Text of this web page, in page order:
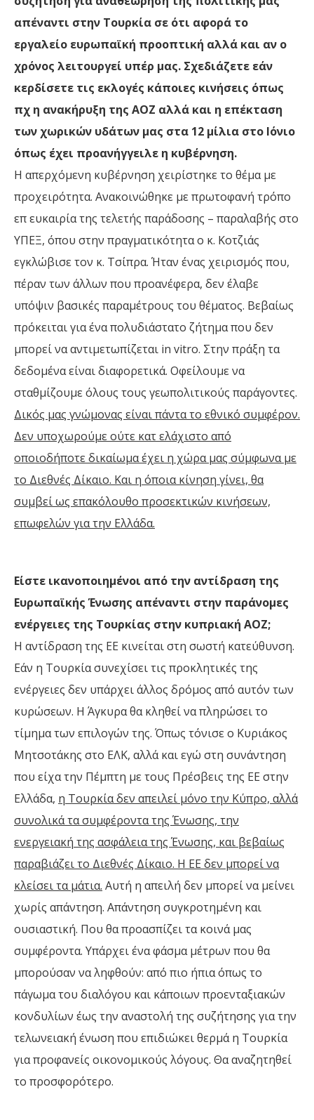
απέναντι στην Τουρκία σε ότι αφορά το
εργαλείο ευρωπαϊκή προοπτική αλλά και αν ο
χρόνος λειτουργεί υπέρ μας. Σχεδιάζετε εάν
κερδίσετε τις εκλογές κάποιες κινήσεις όπως
πχ η ανακήρυξη της ΑΟΖ αλλά και η επέκταση
των χωρικών υδάτων μας στα 12 μίλια στο Ιόνιο
όπως έχει προανήγγειλε η κυβέρνηση.
Η απερχόμενη κυβέρνηση χειρίστηκε το θέμα με
προχειρότητα. Ανακοινώθηκε με πρωτοφανή τρόπο
επ ευκαιρία της τελετής παράδοσης – παραλαβής στο
ΥΠΕΞ, όπου στην πραγματικότητα ο κ. Κοτζιάς
εγκλώβισε τον κ. Τσίπρα. Ήταν ένας χειρισμός που,
πέραν των άλλων που προανέφερα, δεν έλαβε
υπόψιν βασικές παραμέτρους του θέματος. Βεβαίως
πρόκειται για ένα πολυδιάστατο ζήτημα που δεν
μπορεί να αντιμετωπίζεται in vitro. Στην πράξη τα
δεδομένα είναι διαφορετικά. Οφείλουμε να
σταθμίζουμε όλους τους γεωπολιτικούς παράγοντες.
Δικός μας γνώμονας είναι πάντα το εθνικό συμφέρον.
Δεν υποχωρούμε ούτε κατ ελάχιστο από
οποιοδήποτε δικαίωμα έχει η χώρα μας σύμφωνα με
το Διεθνές Δίκαιο. Και η όποια κίνηση γίνει, θα
συμβεί ως επακόλουθο προσεκτικών κινήσεων,
επωφελών για την Ελλάδα.
Είστε ικανοποιημένοι από την αντίδραση της
Ευρωπαϊκής Ένωσης απέναντι στην παράνομες
ενέργειες της Τουρκίας στην κυπριακή ΑΟΖ;
Η αντίδραση της ΕΕ κινείται στη σωστή κατεύθυνση.
Εάν η Τουρκία συνεχίσει τις προκλητικές της
ενέργειες δεν υπάρχει άλλος δρόμος από αυτόν των
κυρώσεων. Η Άγκυρα θα κληθεί να πληρώσει το
τίμημα των επιλογών της. Όπως τόνισε ο Κυριάκος
Μητσοτάκης στο ΕΛΚ, αλλά και εγώ στη συνάντηση
που είχα την Πέμπτη με τους Πρέσβεις της ΕΕ στην
Ελλάδα, η Τουρκία δεν απειλεί μόνο την Κύπρο, αλλά
συνολικά τα συμφέροντα της Ένωσης, την
ενεργειακή της ασφάλεια της Ένωσης, και βεβαίως
παραβιάζει το Διεθνές Δίκαιο. Η ΕΕ δεν μπορεί να
κλείσει τα μάτια. Αυτή η απειλή δεν μπορεί να μείνει
χωρίς απάντηση. Απάντηση συγκροτημένη και
ουσιαστική. Που θα προασπίζει τα κοινά μας
συμφέροντα. Υπάρχει ένα φάσμα μέτρων που θα
μπορούσαν να ληφθούν: από πιο ήπια όπως το
πάγωμα του διαλόγου και κάποιων προενταξιακών
κονδυλίων έως την αναστολή της συζήτησης για την
τελωνειακή ένωση που επιδιώκει θερμά η Τουρκία
για προφανείς οικονομικούς λόγους. Θα αναζητηθεί
το προσφορότερο.